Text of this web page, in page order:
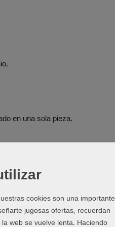
en una sola pieza.
cookies son una importante
jugosas ofertas, recuerdan
web se vuelve lenta. Haciendo